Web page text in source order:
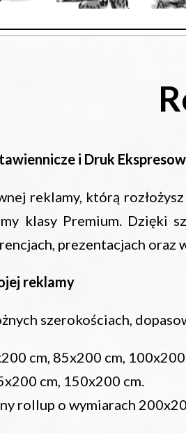
i Druk
reklamy, którą
klasy Premium. Dzięki
prezentacjach oraz
reklamy
szerokościach,
cm, 85x200 cm, 100x200
cm, 150x200 cm.
rollup o wymiarach